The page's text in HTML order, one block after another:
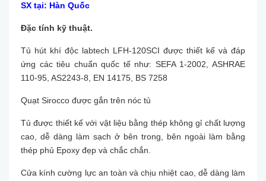
SX tại: Hàn Quốc
Đặc tính kỹ thuật.
Tủ hút khí độc labtech LFH-120SCI được thiết kế và đáp
ứng các tiêu chuẩn quốc tế như: SEFA 1-2002, ASHRAE
110-95, AS2243-8, EN 14175, BS 7258
Quạt Sirocco được gắn trên nóc tủ
Tủ được thiết kế với vật liệu bằng thép không gỉ chất lượng
cao, dễ dàng làm sạch ở bên trong, bên ngoài làm bằng
thép phủ Epoxy đẹp và chắc chắn.
Cửa kính cường lực an toàn và chịu nhiệt cao, dễ dàng làm